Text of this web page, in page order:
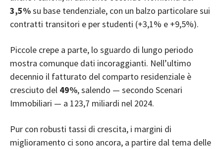
3,5%su base tendenziale, con un balzo particolare sui
contratti transitori e per studenti (+3,1% e +9,5%).
Piccole crepe a parte, lo sguardo di lungo periodo
mostra comunque dati incoraggianti. Nell’ultimo
decennio il fatturato del comparto residenziale è
cresciuto del 49%, salendo — secondo Scenari
Immobiliari — a 123,7 miliardi nel 2024.
Pur con robusti tassi di crescita, i margini di
miglioramento ci sono ancora, a partire dal tema delle